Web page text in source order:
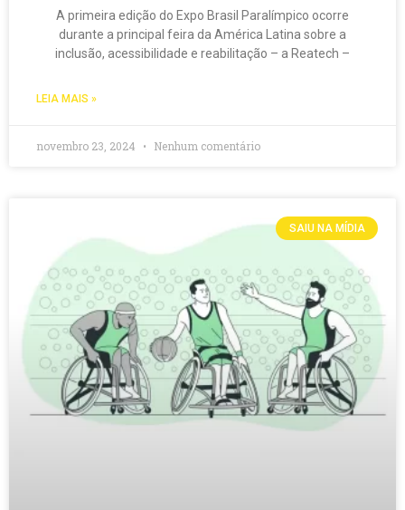
A primeira edição do Expo Brasil Paralímpico ocorre
durante a principal feira da América Latina sobre a
inclusão, acessibilidade e reabilitação – a Reatech –
LEIA MAIS »
novembro 23, 2024 Nenhum comentário
SAIU NA MÍDIA